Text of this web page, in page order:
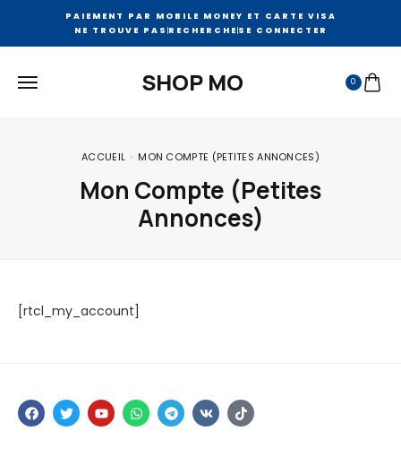
PAIEMENT PAR MOBILE MONEY ET CARTE VISA
NE TROUVE PAS RECHERCHESE CONNECTER
SHOP MO 0
ACCUEIL MON COMPTE (PETITES ANNONCES)
Mon Compte (Petites
Annonces)
[rtcl_my_account]